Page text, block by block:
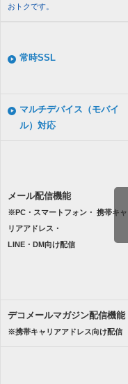
おトクです。
常時SSL
マルチデバイス（モバイ
ル）対応
メール配信機能
※PC・スマートフォン・ 携帯キャ
リアアドレス・
LINE・DM向け配信
デコメールマガジン配信機能
※携帯キャリアアドレス向け配信